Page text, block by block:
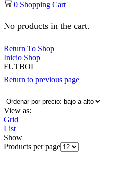
0 Shopping Cart
No products in the cart.
Return To Shop
Inicio Shop
FUTBOL
Return to previous page
View as:
Grid
List
Show
Products per page